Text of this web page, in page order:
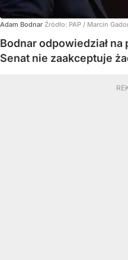
Adam Bodnar Źródło: PAP / Marcin
Bodnar odpowiedział
Senat nie zaakceptuje